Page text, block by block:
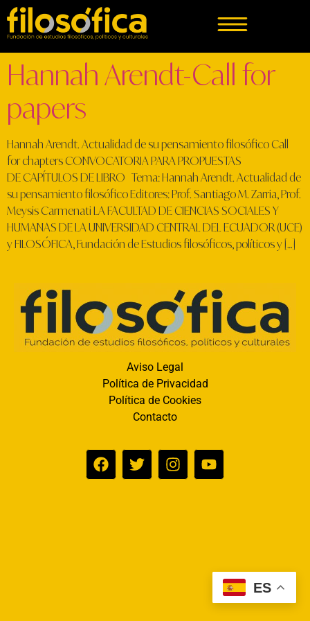
Hannah Arendt-Call for
papers
Hannah Arendt. Actualidad de su pensamiento filosófico Call
for chapters CONVOCATORIA PARA PROPUESTAS
DE CAPÍTULOS DE LIBRO Tema: Hannah Arendt. Actualidad de
su pensamiento filosófico Editores: Prof. Santiago M. Zarria, Prof.
Meysis Carmenati LA FACULTAD DE CIENCIAS SOCIALES Y
HUMANAS DE LA UNIVERSIDAD CENTRAL DEL ECUADOR (UCE)
y FILOSÓFICA, Fundación de Estudios filosóficos, políticos y […]
Aviso Legal
Política de Privacidad
Política de Cookies
Contacto
ES